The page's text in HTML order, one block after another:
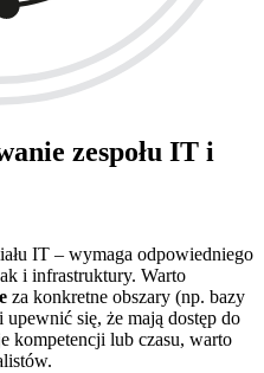
zespołu IT i
IT – wymaga odpowiedniego
i infrastruktury. Warto
za konkretne obszary (np. bazy
się, że mają dostęp do
kompetencji lub czasu, warto